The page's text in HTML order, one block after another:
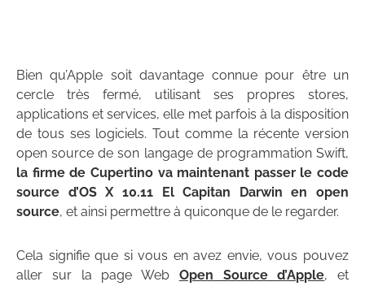
Bien qu’Apple soit davantage connue pour être un
cercle très fermé, utilisant ses propres stores,
applications et services, elle met parfois à la disposition
de tous ses logiciels. Tout comme la récente version
open source de son langage de programmation Swift,
la firme de Cupertino va maintenant passer le code
source d’OS X 10.11 El Capitan Darwin en open
source, et ainsi permettre à quiconque de le regarder.
Cela signifie que si vous en avez envie, vous pouvez
aller sur la page Web Open Source d’Apple, et